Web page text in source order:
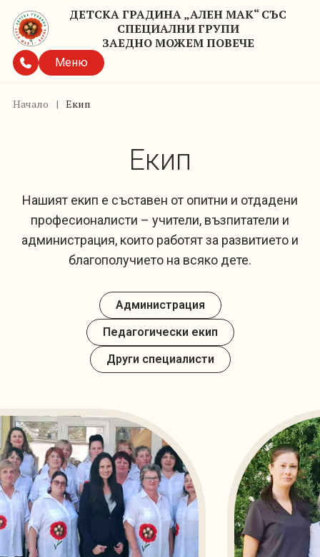
ДЕТСКА ГРАДИНА „АЛЕН МАК“ СЪС
СПЕЦИАЛНИ ГРУПИ
ЗАЕДНО МОЖЕМ ПОВЕЧЕ
Меню
Начало | Екип
Екип
Нашият екип е съставен от опитни и отдадени
професионалисти – учители, възпитатели и
администрация, които работят за развитието и
благополучието на всяко дете.
Администрация
Педагогически екип
Други специалисти